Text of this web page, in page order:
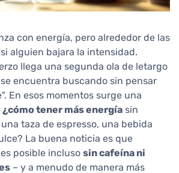
con energía, pero alrededor de las
alguien bajara la intensidad.
llega una segunda ola de letargo
encuentra buscando sin pensar
En esos momentos surge una
¿cómo tener más energía sin
taza de espresso, una bebida
La buena noticia es que
es posible incluso sin cafeína ni
– y a menudo de manera más